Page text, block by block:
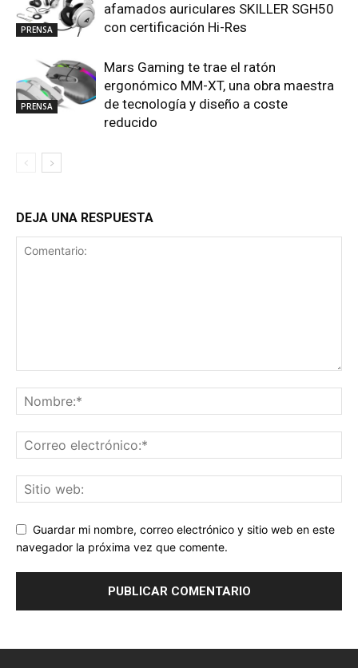
PRENSA
afamados auriculares SKILLER SGH50
con certificación Hi-Res
PRENSA
Mars Gaming te trae el ratón
ergonómico MM-XT, una obra maestra
de tecnología y diseño a coste
reducido
DEJA UNA RESPUESTA
Guardar mi nombre, correo electrónico y sitio web en este
navegador la próxima vez que comente.